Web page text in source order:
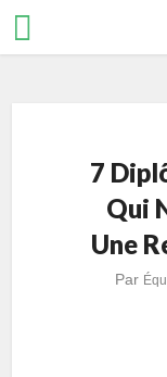
7
Qui
Une
Par